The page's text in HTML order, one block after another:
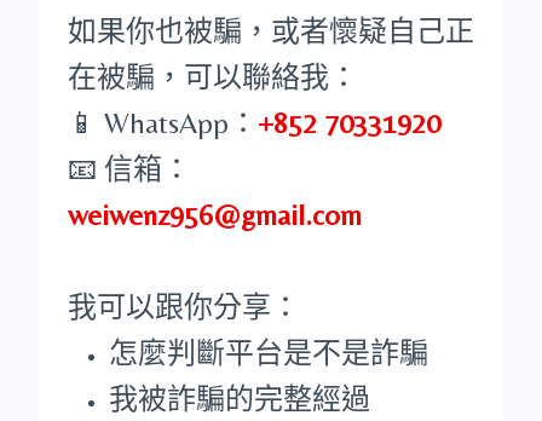
如果你也被騙，或者懷疑自己正
在被騙，可以聯絡我：
📱 WhatsApp： +852 70331920
📧 信箱：
weiwenz956@gmail.com
我可以跟你分享：
怎麼判斷平台是不是詐騙
我被詐騙的完整經過